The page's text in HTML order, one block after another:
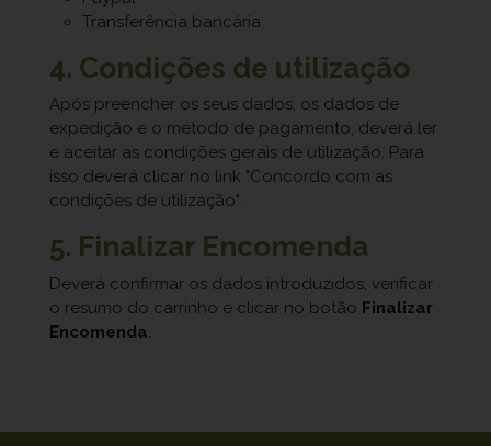
Transferência bancária
4. Condições de utilização
Após preencher os seus dados, os dados de
expedição e o método de pagamento, deverá ler
e aceitar as condições gerais de utilização. Para
isso deverá clicar no link "Concordo com as
condições de utilização".
5. Finalizar Encomenda
Deverá confirmar os dados introduzidos, verificar
o resumo do carrinho e clicar no botão Finalizar
Encomenda.